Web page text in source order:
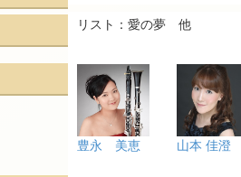
リスト：愛の夢 他
豊永 美恵 山本 佳澄